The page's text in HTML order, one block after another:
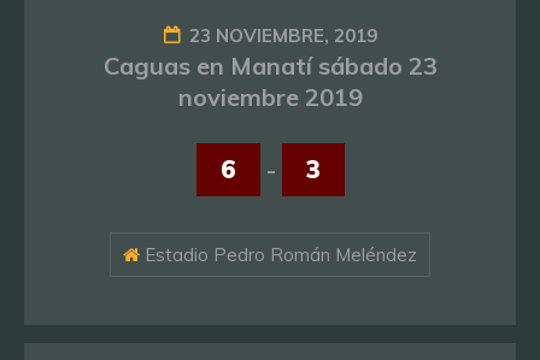
23 NOVIEMBRE, 2019
Caguas en Manatí sábado 23
noviembre 2019
6 - 3
Estadio Pedro Román Meléndez